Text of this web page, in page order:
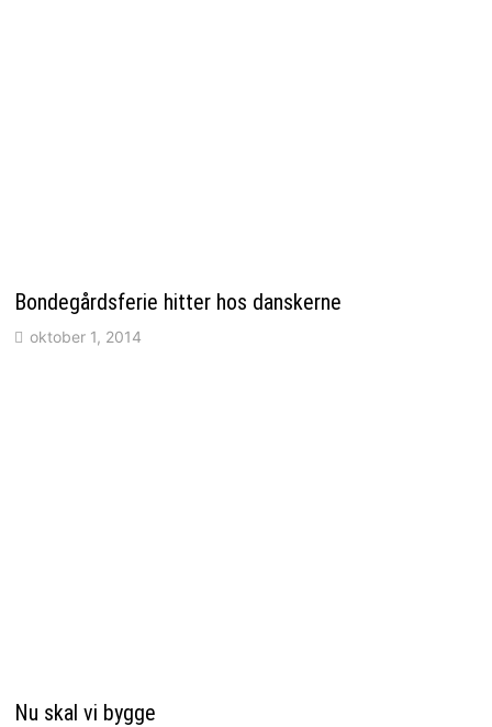
Bondegårdsferie hitter hos danskerne
oktober 1, 2014
Nu skal vi bygge